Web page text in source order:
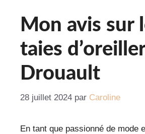
Mon avis sur
taies d’oreiller
Drouault
28 juillet 2024 par Caroline
En tant que passionné de mode